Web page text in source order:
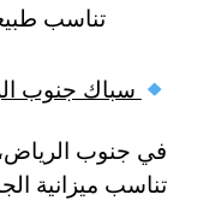
تناسب
سباك جنوب
في جنوب
تناسب ميزانية